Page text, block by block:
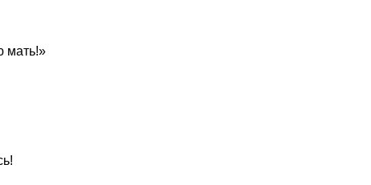
мать!»